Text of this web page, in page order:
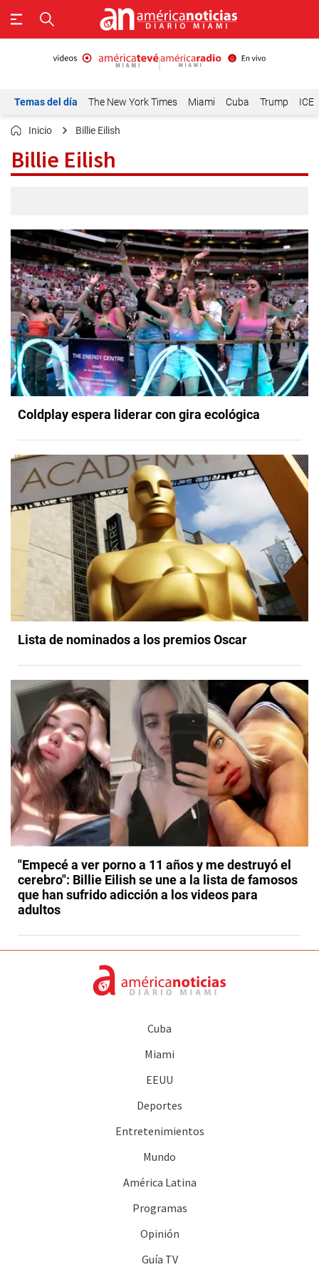
Temas del día The New York Times Miami Cuba Trump ICE
Inicio Billie Eilish
Billie Eilish
Coldplay espera liderar con gira ecológica
Lista de nominados a los premios Oscar
"Empecé a ver porno a 11 años y me destruyó el
cerebro": Billie Eilish se une a la lista de famosos
que han sufrido adicción a los videos para
adultos
Cuba
Miami
EEUU
Deportes
Entretenimientos
Mundo
América Latina
Programas
Opinión
Guía TV